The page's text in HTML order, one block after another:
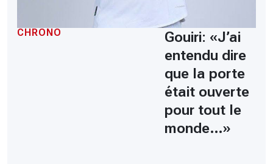
CHRONO
Gouiri: «J’ai
entendu dire
que la porte
était ouverte
pour tout le
monde…»